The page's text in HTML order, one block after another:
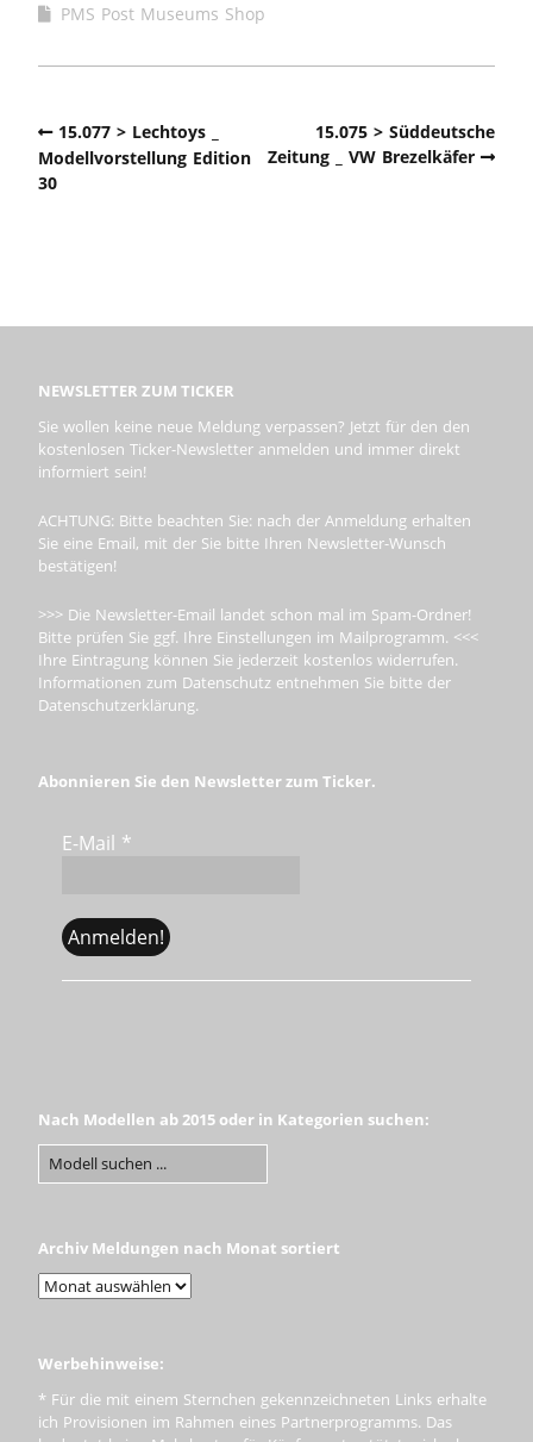
PMS Post Museums Shop
15.077 > Lechtoys _
Modellvorstellung Edition
30
15.075 > Süddeutsche
Zeitung _ VW Brezelkäfer
NEWSLETTER ZUM TICKER
Sie wollen keine neue Meldung verpassen? Jetzt für den den
kostenlosen Ticker-Newsletter anmelden und immer direkt
informiert sein!
ACHTUNG: Bitte beachten Sie: nach der Anmeldung erhalten
Sie eine Email, mit der Sie bitte Ihren Newsletter-Wunsch
bestätigen!
>>> Die Newsletter-Email landet schon mal im Spam-Ordner!
Bitte prüfen Sie ggf. Ihre Einstellungen im Mailprogramm. <<<
Ihre Eintragung können Sie jederzeit kostenlos widerrufen.
Informationen zum Datenschutz entnehmen Sie bitte der
Datenschutzerklärung.
Abonnieren Sie den Newsletter zum Ticker.
E-Mail *
Nach Modellen ab 2015 oder in Kategorien suchen:
Archiv Meldungen nach Monat sortiert
Werbehinweise:
* Für die mit einem Sternchen gekennzeichneten Links erhalte
ich Provisionen im Rahmen eines Partnerprogramms. Das